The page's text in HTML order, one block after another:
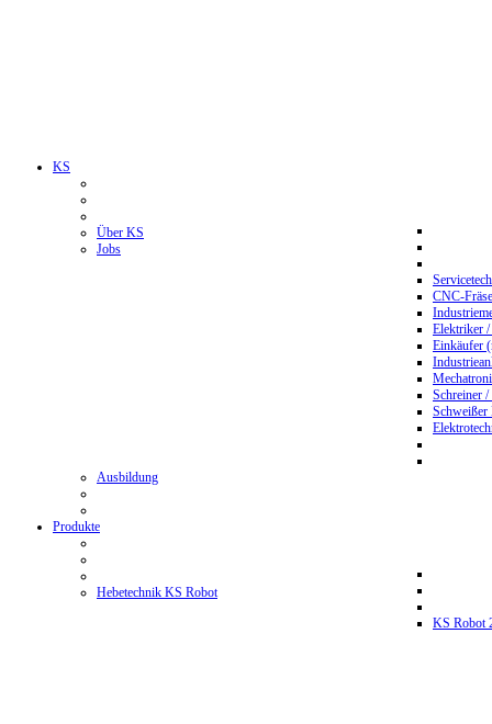
KS
Über KS
Jobs
CNC-
Elektriker
Einkäufer
Schreiner
Ausbildung
Produkte
Hebetechnik KS Robot
KS Robot